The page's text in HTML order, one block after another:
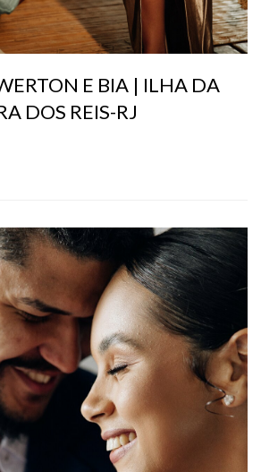
E BIA | ILHA DA
DOS REIS-RJ